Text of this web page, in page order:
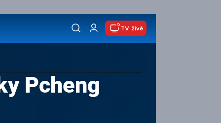
TV živě
Pcheng